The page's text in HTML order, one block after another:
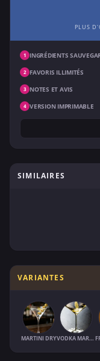
PLUS
1 INGRÉDIENTS
2 FAVORIS ILLIMITÉS
3 NOTES ET AVIS
4 VERSION IMPRIMABLE
SIMILAIRES
VARIANTES
MARTINI DRY VODKA MARTINI (VODKATINI)